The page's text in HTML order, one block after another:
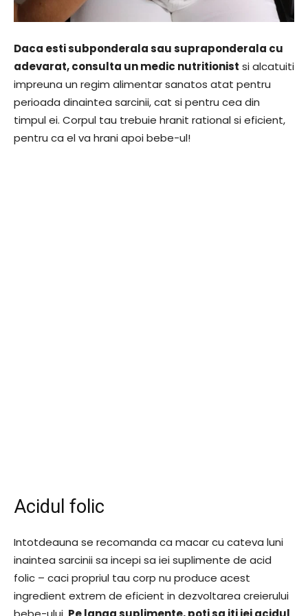
Daca esti subponderala sau supraponderala cu
adevarat, consulta un medic nutritionist si alcatuiti
impreuna un regim alimentar sanatos atat pentru
perioada dinaintea sarcinii, cat si pentru cea din
timpul ei. Corpul tau trebuie hranit rational si eficient,
pentru ca el va hrani apoi bebe-ul!
Acidul folic
Intotdeauna se recomanda ca macar cu cateva luni
inaintea sarcinii sa incepi sa iei suplimente de acid
folic – caci propriul tau corp nu produce acest
ingredient extrem de eficient in dezvoltarea creierului